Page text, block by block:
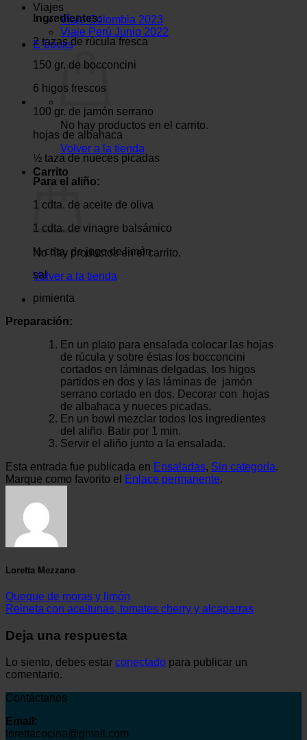
Viajes
Viaje Colombia 2023
Viaje Perú Junio 2022
E-books
No hay productos en el carrito.
Volver a la tienda
Carrito
No hay productos en el carrito.
Volver a la tienda
Ingredientes:
2 tazas de rúcula fresca
150 gr. de bocconcini
6 higos frescos
100 gr. de jamón serrano
hojas de albahaca
½ taza de nueces picadas
Para el aliño:
1 cdta. de aceite de oliva
1 cdta. de vinagre balsámico
½ cdta. de jugo de limón
sal
pimienta
Preparación:
En un plato para ensalada colocar las hojas
de rúcula y sobre éstas los bocconcini
cortados en láminas delgadas, los higos
partidos en dos y las láminas de jamón
serrano cortado en dos. Decorar con hojas
de albahaca y nueces picadas.
En un bowl mezclar todos los ingredientes
del aliño. Batir por 1 min.
Servir el aliño junto a la ensalada.
Esta entrada fue publicada en Ensaladas, Sin categoría.
Marque como favorito el
Enlace permanente.
Loretta Mezzano
Queque de moras y limón
Reineta con aceitunas, tomates cherry y alcaparras
Deja una respuesta
Lo siento, debes estar conectado para publicar un
comentario.
Contáctanos
Email:
lorettacocina@gmail.com